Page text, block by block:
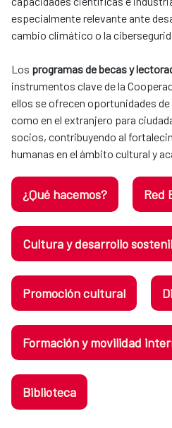
especialmente relevante ante
cambio climático o la
Los programas de becas y
instrumentos clave de la
ellos se ofrecen oportunidades
como en el extranjero para
socios, contribuyendo al
humanas en el ámbito cultural y
¿Qué hacemos? Red
Cultura y desarrollo
Promoción cultural
Formación y movilidad
Biblioteca